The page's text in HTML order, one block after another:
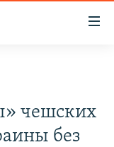
чешских
без